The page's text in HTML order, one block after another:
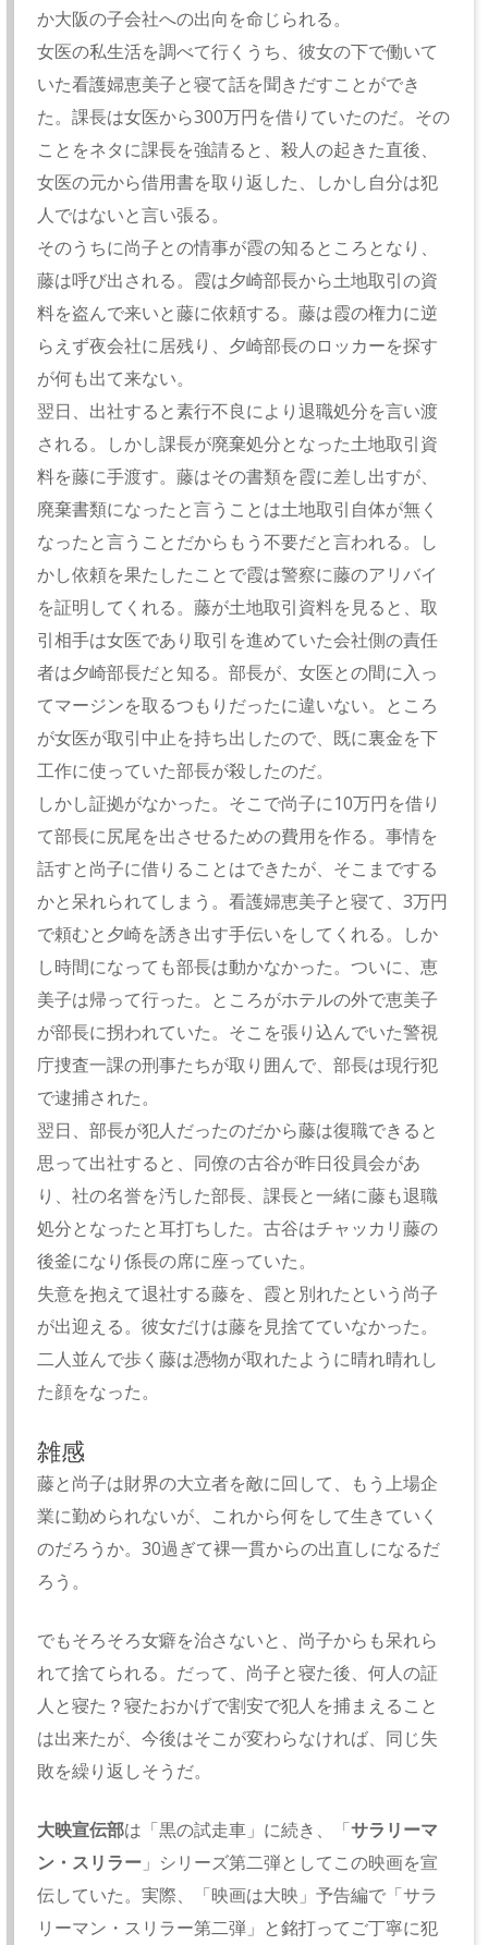
か大阪の子会社への出向を命じられる。
女医の私生活を調べて行くうち、彼女の下で働いて
いた看護婦恵美子と寝て話を聞きだすことができ
た。課長は女医から300万円を借りていたのだ。その
ことをネタに課長を強請ると、殺人の起きた直後、
女医の元から借用書を取り返した、しかし自分は犯
人ではないと言い張る。
そのうちに尚子との情事が霞の知るところとなり、
藤は呼び出される。霞は夕崎部長から土地取引の資
料を盗んで来いと藤に依頼する。藤は霞の権力に逆
らえず夜会社に居残り、夕崎部長のロッカーを探す
が何も出て来ない。
翌日、出社すると素行不良により退職処分を言い渡
される。しかし課長が廃棄処分となった土地取引資
料を藤に手渡す。藤はその書類を霞に差し出すが、
廃棄書類になったと言うことは土地取引自体が無く
なったと言うことだからもう不要だと言われる。し
かし依頼を果たしたことで霞は警察に藤のアリバイ
を証明してくれる。藤が土地取引資料を見ると、取
引相手は女医であり取引を進めていた会社側の責任
者は夕崎部長だと知る。部長が、女医との間に入っ
てマージンを取るつもりだったに違いない。ところ
が女医が取引中止を持ち出したので、既に裏金を下
工作に使っていた部長が殺したのだ。
しかし証拠がなかった。そこで尚子に10万円を借り
て部長に尻尾を出させるための費用を作る。事情を
話すと尚子に借りることはできたが、そこまでする
かと呆れられてしまう。看護婦恵美子と寝て、3万円
で頼むと夕崎を誘き出す手伝いをしてくれる。しか
し時間になっても部長は動かなかった。ついに、恵
美子は帰って行った。ところがホテルの外で恵美子
が部長に拐われていた。そこを張り込んでいた警視
庁捜査一課の刑事たちが取り囲んで、部長は現行犯
で逮捕された。
翌日、部長が犯人だったのだから藤は復職できると
思って出社すると、同僚の古谷が昨日役員会があ
り、社の名誉を汚した部長、課長と一緒に藤も退職
処分となったと耳打ちした。古谷はチャッカリ藤の
後釜になり係長の席に座っていた。
失意を抱えて退社する藤を、霞と別れたという尚子
が出迎える。彼女だけは藤を見捨てていなかった。
二人並んで歩く藤は憑物が取れたように晴れ晴れし
た顔をなった。
雑感
藤と尚子は財界の大立者を敵に回して、もう上場企
業に勤められないが、これから何をして生きていく
のだろうか。30過ぎて裸一貫からの出直しになるだ
ろう。
でもそろそろ女癖を治さないと、尚子からも呆れら
れて捨てられる。だって、尚子と寝た後、何人の証
人と寝た？寝たおかげで割安で犯人を捕まえること
は出来たが、今後はそこが変わらなければ、同じ失
敗を繰り返しそうだ。
大映宣伝部は「黒の試走車」に続き、「サラリーマ
ン・スリラー 」シリーズ第二弾としてこの映画を宣
伝していた。実際、「映画は大映」予告編で「サラ
リーマン・スリラー第二弾」と銘打ってご丁寧に犯